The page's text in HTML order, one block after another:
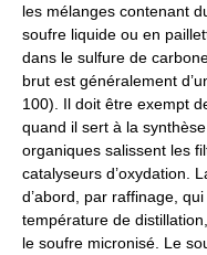
les mélanges contenant
soufre liquide ou en
dans le sulfure de
brut est généralement
100). Il doit être exempt
quand il sert à la
organiques salissent les
catalyseurs d’oxydation.
d’abord, par raffinage,
température de
le soufre micronisé. Le